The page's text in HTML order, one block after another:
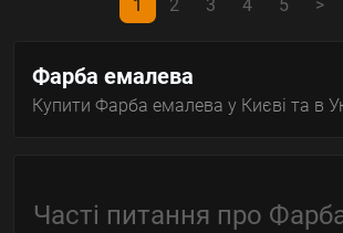
1 2 3 4 5 >
Фарба емалева
Купити Фарба емалева у Києві та в
Часті питання про